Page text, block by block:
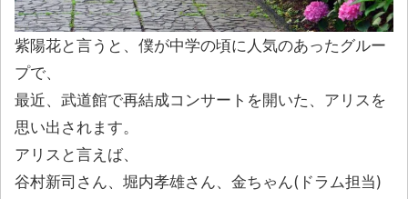
紫陽花と言うと、僕が中学の頃に人気のあったグルー
プで、
最近、武道館で再結成コンサートを開いた、アリスを
思い出されます。
アリスと言えば、
谷村新司さん、堀内孝雄さん、金ちゃん(ドラム担当)